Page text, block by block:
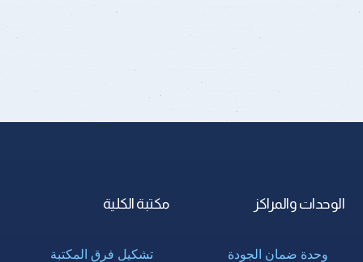
الوحدات والمراكز
وحدة ضمان الجودة
مكتبة الكلية
تشكيل فرق المكتبة